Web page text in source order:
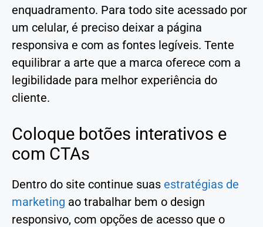
enquadramento. Para todo site acessado por
um celular, é preciso deixar a página
responsiva e com as fontes legíveis. Tente
equilibrar a arte que a marca oferece com a
legibilidade para melhor experiência do
cliente.
Coloque botões interativos e
com CTAs
Dentro do site continue suas estratégias de
marketing ao trabalhar bem o design
responsivo, com opções de acesso que o